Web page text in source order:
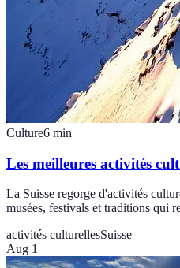
Culture6 min
Les meilleures activités
La Suisse regorge d'activités
musées, festivals et traditions qui
activités culturellesSuisse
Aug 1